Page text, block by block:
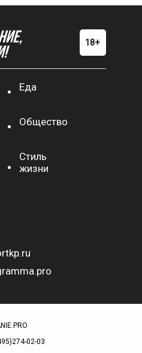
Еда
Общество
Стиль
жизни
02-03